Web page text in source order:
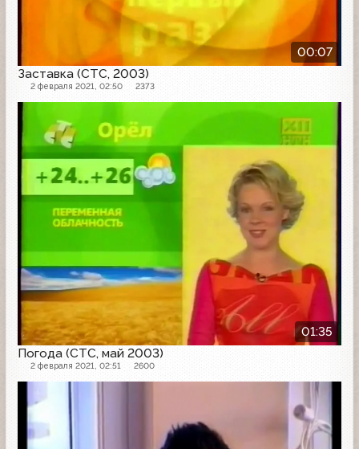
00:07
Заставка (СТС, 2003)
2 февраля 2021, 02:50 2373
01:35
Погода (СТС, май 2003)
2 февраля 2021, 02:51 2600